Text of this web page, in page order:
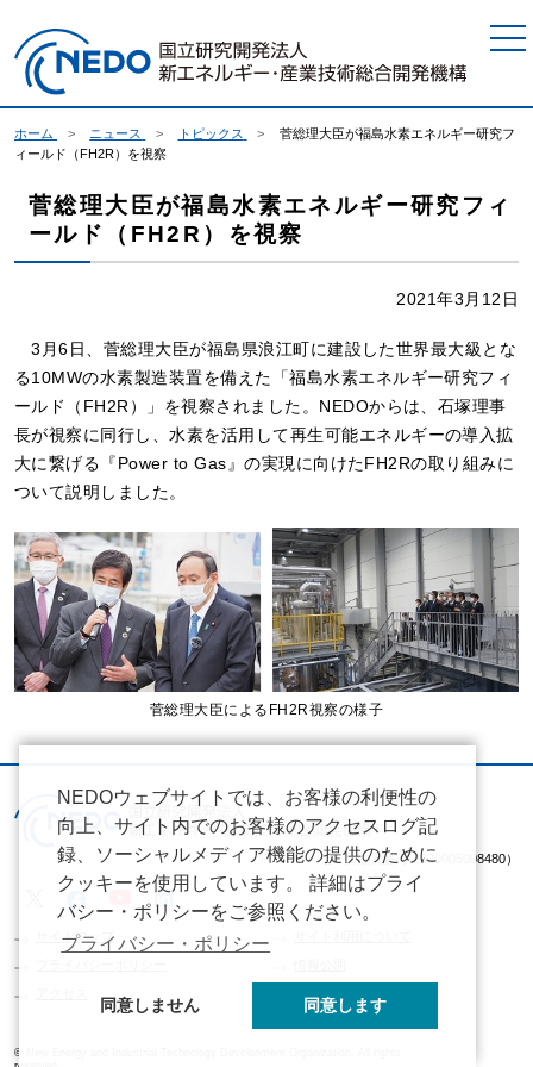
ホーム ニュース トピックス
菅総理大臣が福島水素エネルギー研究フ
ィールド（FH2R）を視察
菅総理大臣が福島水素エネルギー研究フィ
ールド（FH2R）を視察
2021年3月12日
3月6日、菅総理大臣が福島県浪江町に建設した世界最大級とな
る10MWの水素製造装置を備えた「福島水素エネルギー研究フィ
ールド（FH2R）」を視察されました。NEDOからは、石塚理事
長が視察に同行し、水素を活用して再生可能エネルギーの導入拡
大に繋げる『Power to Gas』の実現に向けたFH2Rの取り組みに
ついて説明しました。
菅総理大臣によるFH2R視察の様子
（法人番号 2020005008480）
サイトマップ
© New Energy and Industrial Technology Development Organization. All rights
NEDOウェブサイトでは、お客様の利便性の
向上、サイト内でのお客様のアクセスログ記
録、ソーシャルメディア機能の提供のために
クッキーを使用しています。 詳細はプライ
バシー・ポリシーをご参照ください。
プライバシー・ポリシー
同意しません 同意します